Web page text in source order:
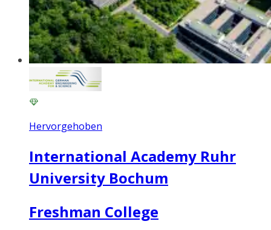
Hervorgehoben
International Academy Ruhr
University Bochum
Freshman College